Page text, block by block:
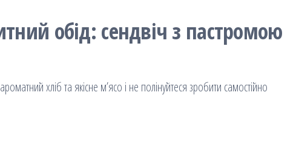
обід: сендвіч з пастромою
хліб та якісне м’ясо і не полінуйтеся зробити самостійно